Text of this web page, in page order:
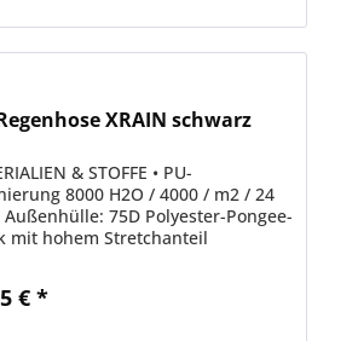
XRAIN schwarz
& STOFFE • PU-
8000 H2O / 4000 / m2 / 24
Außenhülle: 75D Polyester-Pongee-
mit hohem Stretchanteil
für perfekte Passform •...
€ *